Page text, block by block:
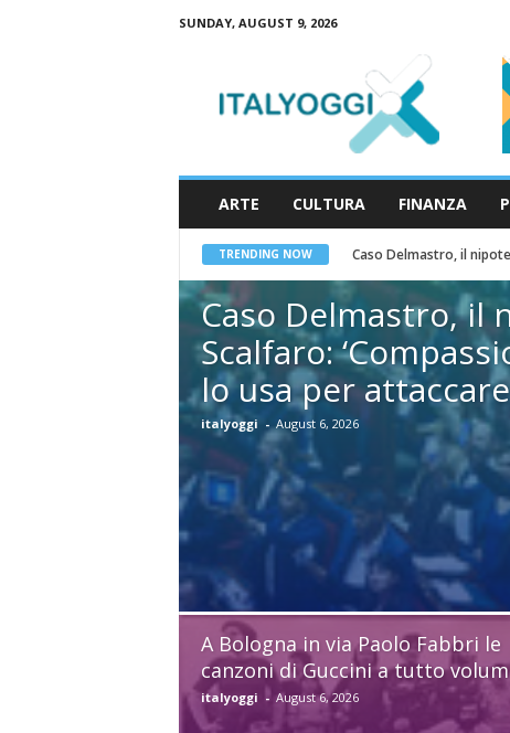
SUNDAY, AUGUST 9, 2026
ARTE CULTURA FINANZA
TRENDING NOW Caso Delmastro, il
Caso Delmastro, il
Scalfaro:
lo usa per
italyoggi - August 6, 2026
A Bologna in via Paolo Fabbri le
canzoni di Guccini a tutto
italyoggi - August 6, 2026